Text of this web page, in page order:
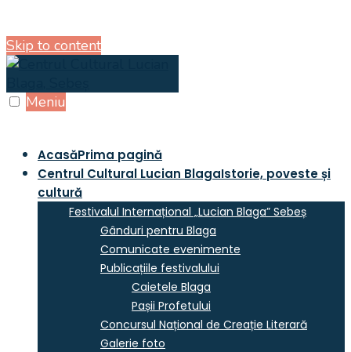
Skip to content
Meniu
AcasăPrima pagină
Centrul Cultural Lucian BlagaIstorie, poveste și
cultură
Festivalul Internațional „Lucian Blaga” Sebeș
Gânduri pentru Blaga
Comunicate evenimente
Publicațiile festivalului
Caietele Blaga
Pașii Profetului
Concursul Național de Creație Literară
Galerie foto